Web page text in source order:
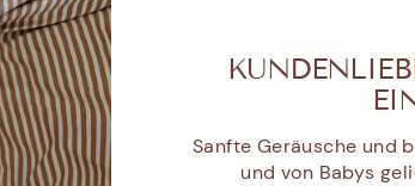
Sanfte Geräusche und
und von Babys